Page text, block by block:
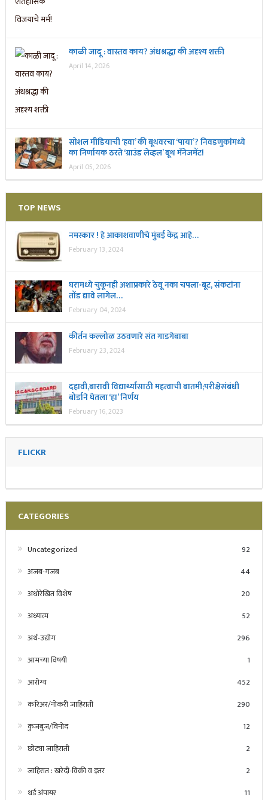
काळी जादू : वास्तव काय? अंधश्रद्धा की अदृश्य शक्ती
April 14, 2026
सोशल मीडियाची ‘हवा’ की बूथवरचा ‘पाया’? निवडणुकांमध्ये
का निर्णायक ठरते ‘ग्राउंड लेव्हल’ बूथ मॅनेजमेंट!
April 05, 2026
TOP NEWS
नमस्कार ! हे आकाशवाणीचे मुंबई केंद्र आहे…
February 13, 2024
घरामध्ये चुकूनही अशाप्रकारे ठेवू नका चपला-बूट, संकटांना
तोंड द्यावे लागेल…
February 04, 2024
कीर्तन कल्लोळ उठवणारे संत गाडगेबाबा
February 23, 2024
दहावी,बारावी विद्यार्थ्यांसाठी महत्वाची बातमी;परीक्षेसंबंधी
बोर्डाने घेतला ‘हा’ निर्णय
February 16, 2023
FLICKR
CATEGORIES
Uncategorized
92
अजब-गजब
44
अधोरेखित विशेष
20
अध्यात्म
52
अर्थ-उद्योग
296
आमच्या विषयी
1
आरोग्य
452
करिअर/नोकरी जाहिराती
290
कुजबुज/विनोद
12
छोट्या जाहिराती
2
जाहिरात : खरेदी-विक्री व इतर
2
थर्ड अंपायर
11